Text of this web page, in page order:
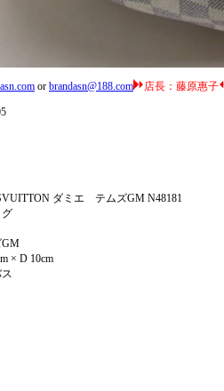
or brandasn@188.com 店長：藤原惠子
ダミエ テムズGM N48181
グ
GM
× D 10cm